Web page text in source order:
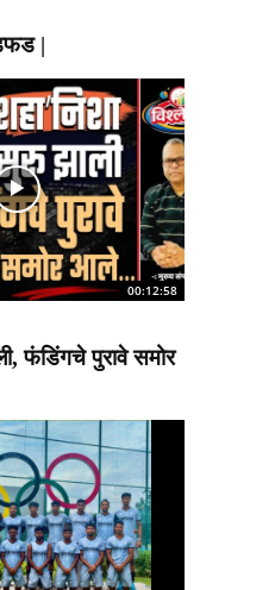
|
00:12:58
फंडिंगचे पुरावे समोर